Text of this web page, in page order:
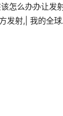
怎么办办让发
发射,| 我的全